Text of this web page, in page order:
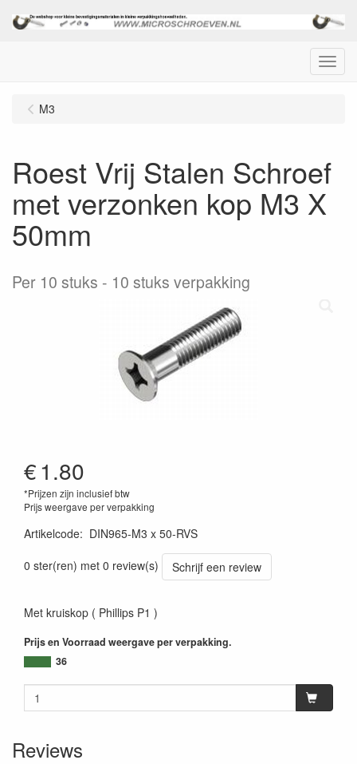
Menu
M3
Roest Vrij Stalen Schroef
met verzonken kop M3 X
50mm
Per 10 stuks 10 stuks verpakking
€1.80
*Prijzen zijn inclusief btw
Prijs weergave per verpakking
Artikelcode: DIN965-M3 x 50-RVS
0 ster(ren) met 0 review(s)
Schrijf een review
Met kruiskop ( Phillips P1 )
Prijs en Voorraad weergave per verpakking.
36
Reviews